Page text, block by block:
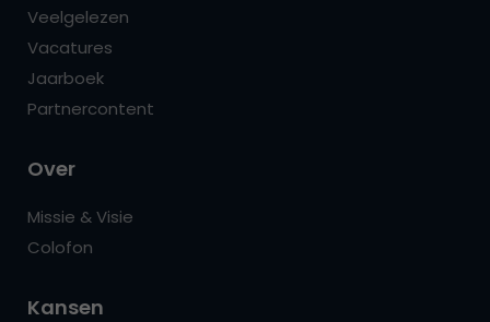
Veelgelezen
Vacatures
Jaarboek
Partnercontent
Over
Missie & Visie
Colofon
Kansen